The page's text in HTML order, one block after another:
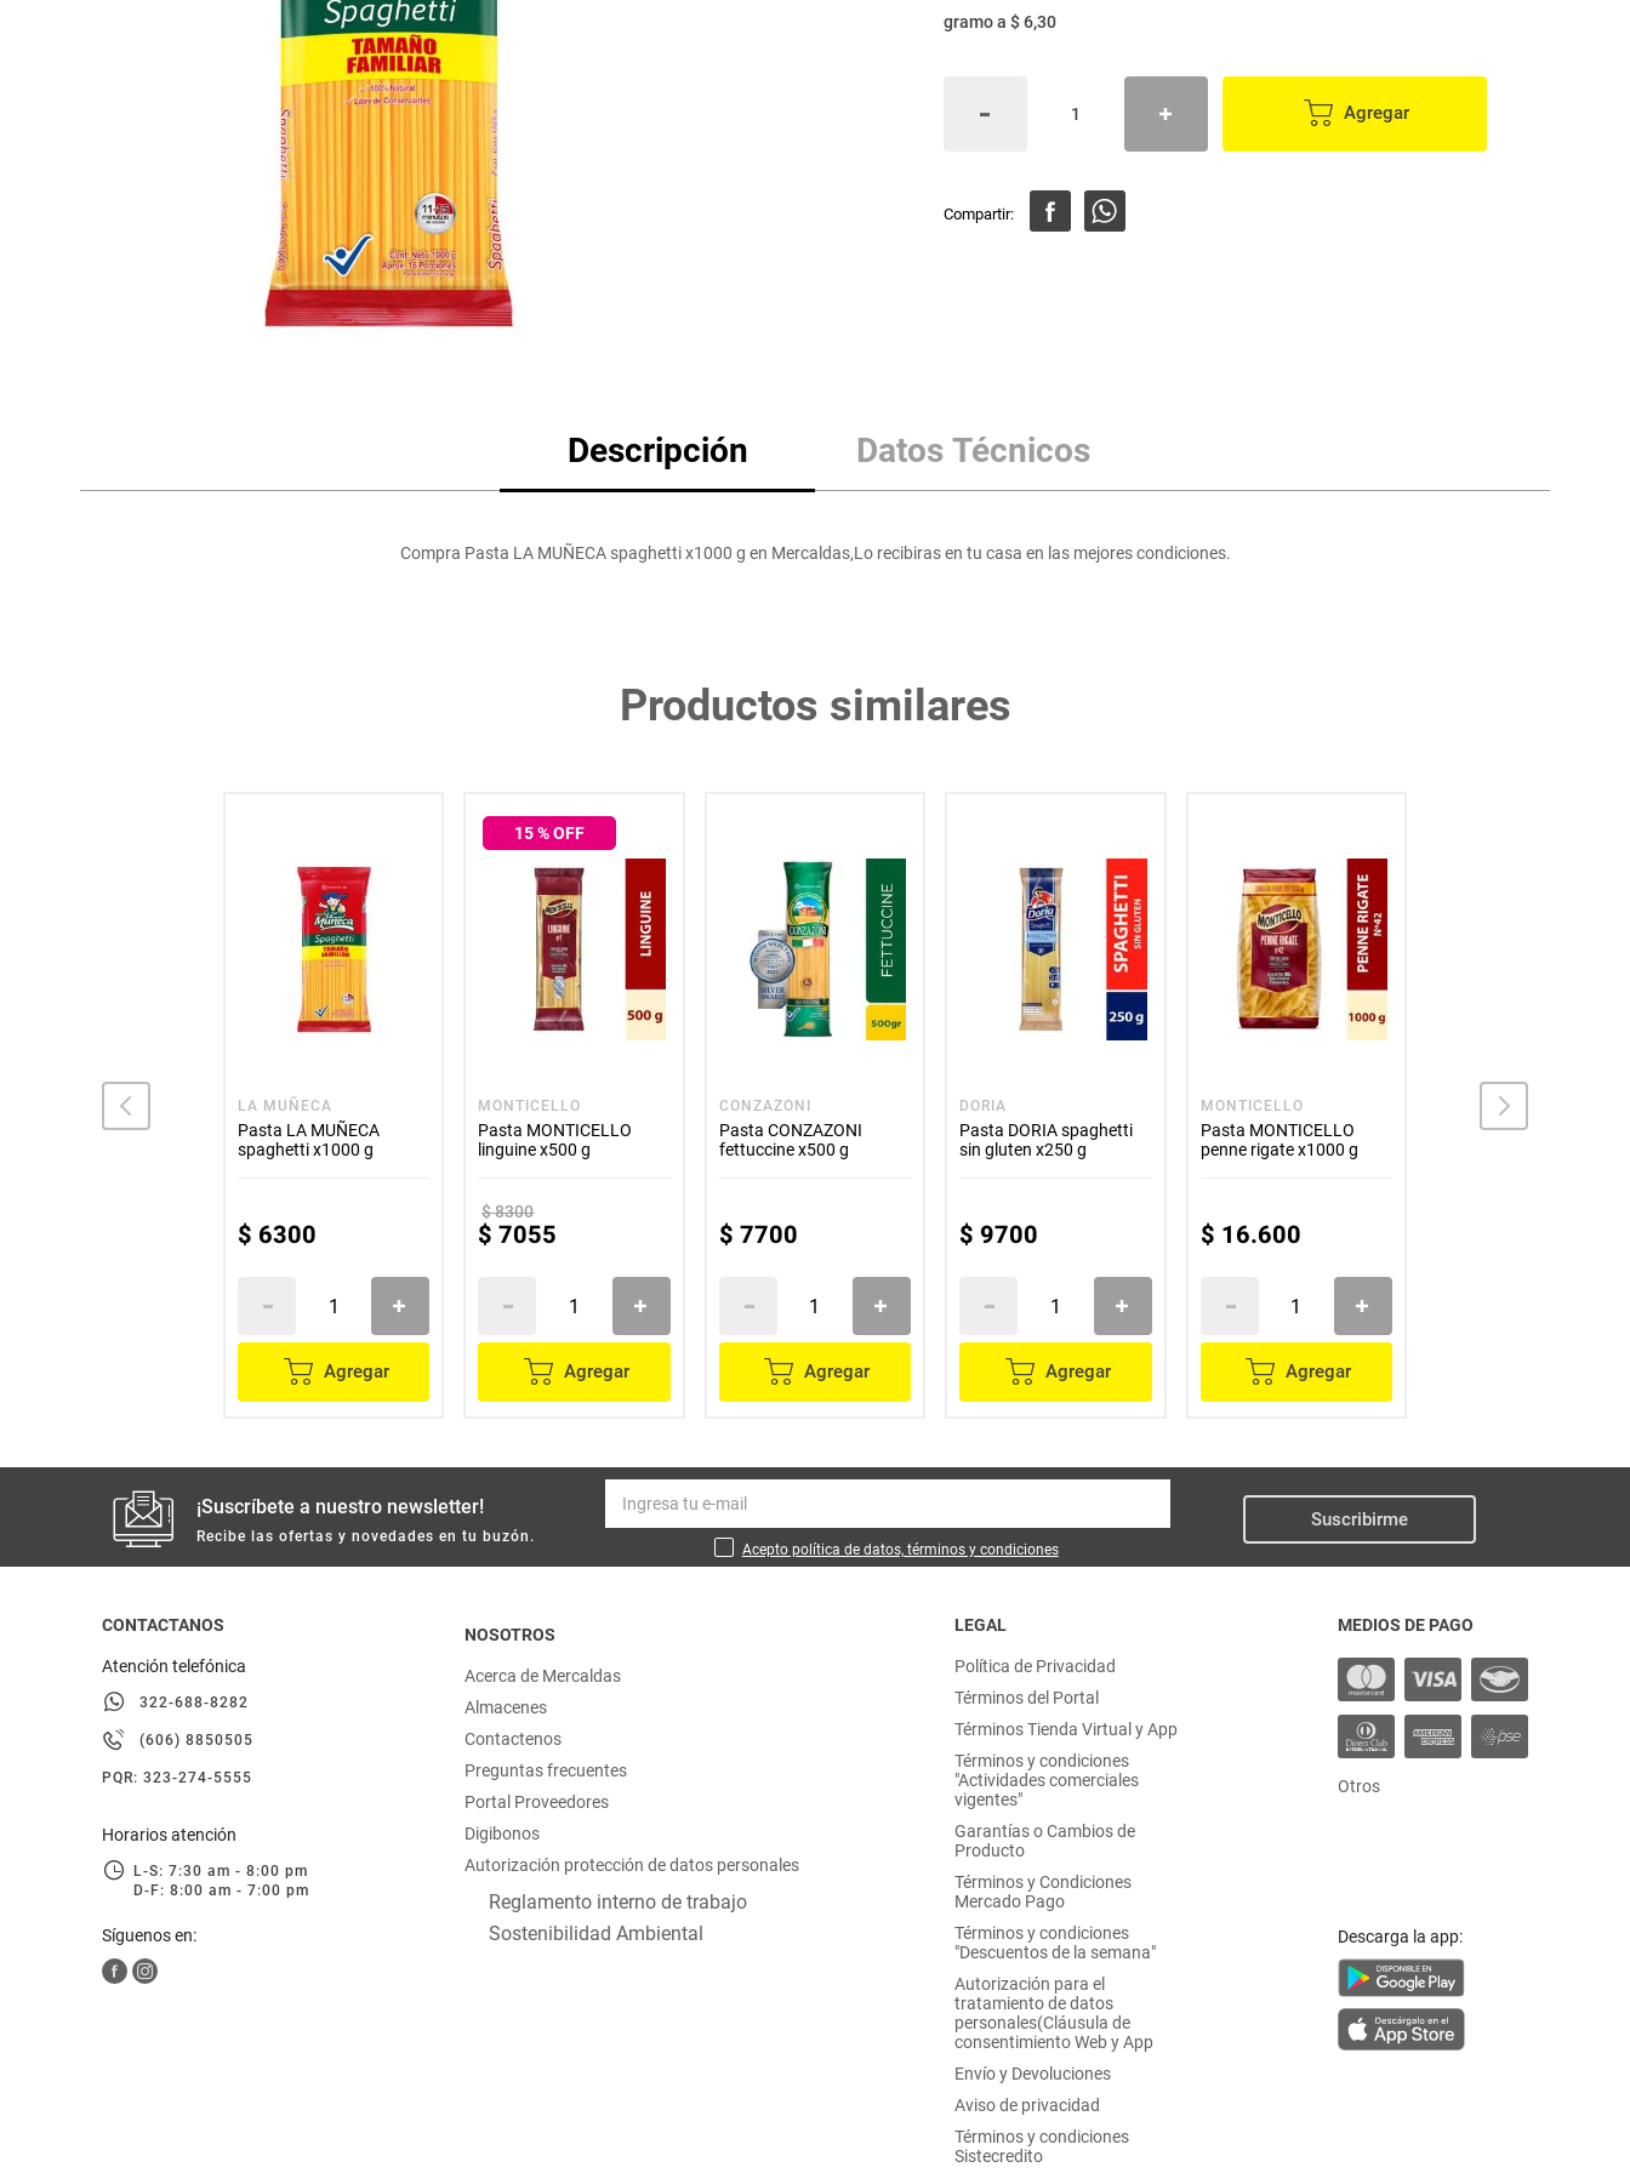
otros
gramoa $ 6,30
Agregar
Descripción Datos Técnicos
Compra Pasta LA MUÑECA spaghetti x1000 g en Mercaldas,Lo recibiras en tu casa en las mejores condiciones.
Productos similares
DORIA spaghetti
LA MUÑECA
Pasta LA MUÑECA
spaghetti x1000 g
$ 6300
Agregar
15% OFF
MONTICELLO
Pasta MONTICELLO
linguine x500 g
$8300
$ 7055
Agregar
CONZAZONI
Pasta CONZAZONI
fettuccine x500 g
$ 7700
Agregar
DORIA
Pasta DORIA spaghetti
sin gluten x250 g
$ 9700
Agregar
MONTICELLO
Pasta MONTICELLO
penne rigate x1000 g
$ 16.600
Agregar
Pasta DORIA tallarín
¡Suscríbete a nuestro newsletter!
Recibe las ofertas y novedades en tu buzón.
Acepto política de datos, términos y condiciones
Suscribirme
CONTACTANOS
Atención telefónica
322-688-8282
(606) 8850505
PQR: 323-274-5555
Horarios atención
L-S: 7:30 am - 8:00 pm
D-F: 8:00 am - 7:00 pm
Síguenos en:
NOSOTROS
Acerca de Mercaldas
Almacenes
Contactenos
Preguntas frecuentes
Portal Proveedores
Digibonos
Autorización protección de datos personales
Reglamento interno de trabajo
Sostenibilidad Ambiental
LEGAL
Política de Privacidad
Términos del Portal
Términos Tienda Virtual y App
Términos y condiciones
"Actividades comerciales
vigentes"
Garantías o Cambios de
Producto
Términos y Condiciones
Mercado Pago
Términos y condiciones
"Descuentos de la semana"
Autorización para el
tratamiento de datos
personales(Cláusula de
consentimiento Web y App
Envío y Devoluciones
Aviso de privacidad
Términos y condiciones
Sistecredito
MEDIOS DE PAGO
Otros
Descarga la app:
Arroz